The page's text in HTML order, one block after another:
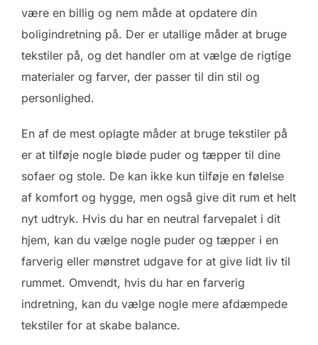
være en billig og nem måde at opdatere din
boligindretning på. Der er utallige måder at bruge
tekstiler på, og det handler om at vælge de rigtige
materialer og farver, der passer til din stil og
personlighed.
En af de mest oplagte måder at bruge tekstiler på
er at tilføje nogle bløde puder og tæpper til dine
sofaer og stole. De kan ikke kun tilføje en følelse
af komfort og hygge, men også give dit rum et helt
nyt udtryk. Hvis du har en neutral farvepalet i dit
hjem, kan du vælge nogle puder og tæpper i en
farverig eller mønstret udgave for at give lidt liv til
rummet. Omvendt, hvis du har en farverig
indretning, kan du vælge nogle mere afdæmpede
tekstiler for at skabe balance.